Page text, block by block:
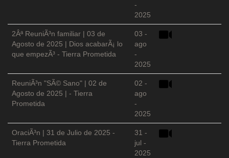
-
2025
2Âª ReuniÃ³n familiar | 03 de
Agosto de 2025 | Dios acabarÃ¡ lo
que empezÃ³ - Tierra Prometida
03 -
ago
-
2025
ReuniÃ³n "SÃ© Sano" | 02 de
Agosto de 2025 | - Tierra
Prometida
02 -
ago
-
2025
OraciÃ³n | 31 de Julio de 2025 -
Tierra Prometida
31 -
jul -
2025